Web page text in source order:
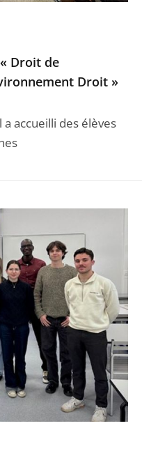
Droit de
Droit »
accueilli des élèves